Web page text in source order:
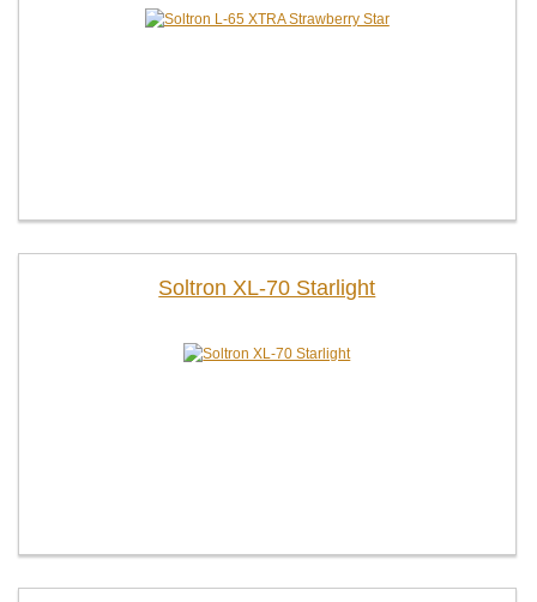
Soltron XL-70 Starlight